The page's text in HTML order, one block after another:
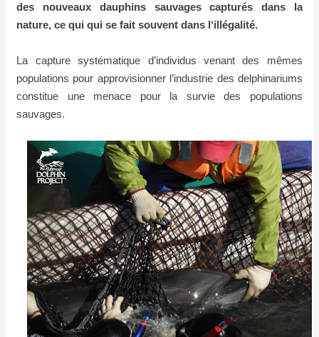
des nouveaux dauphins sauvages capturés dans la
nature, ce qui qui se fait souvent dans l‘illégalité.
La capture systématique d’individus venant des mêmes
populations pour approvisionner l’industrie des delphinariums
constitue une menace pour la survie des populations
sauvages.